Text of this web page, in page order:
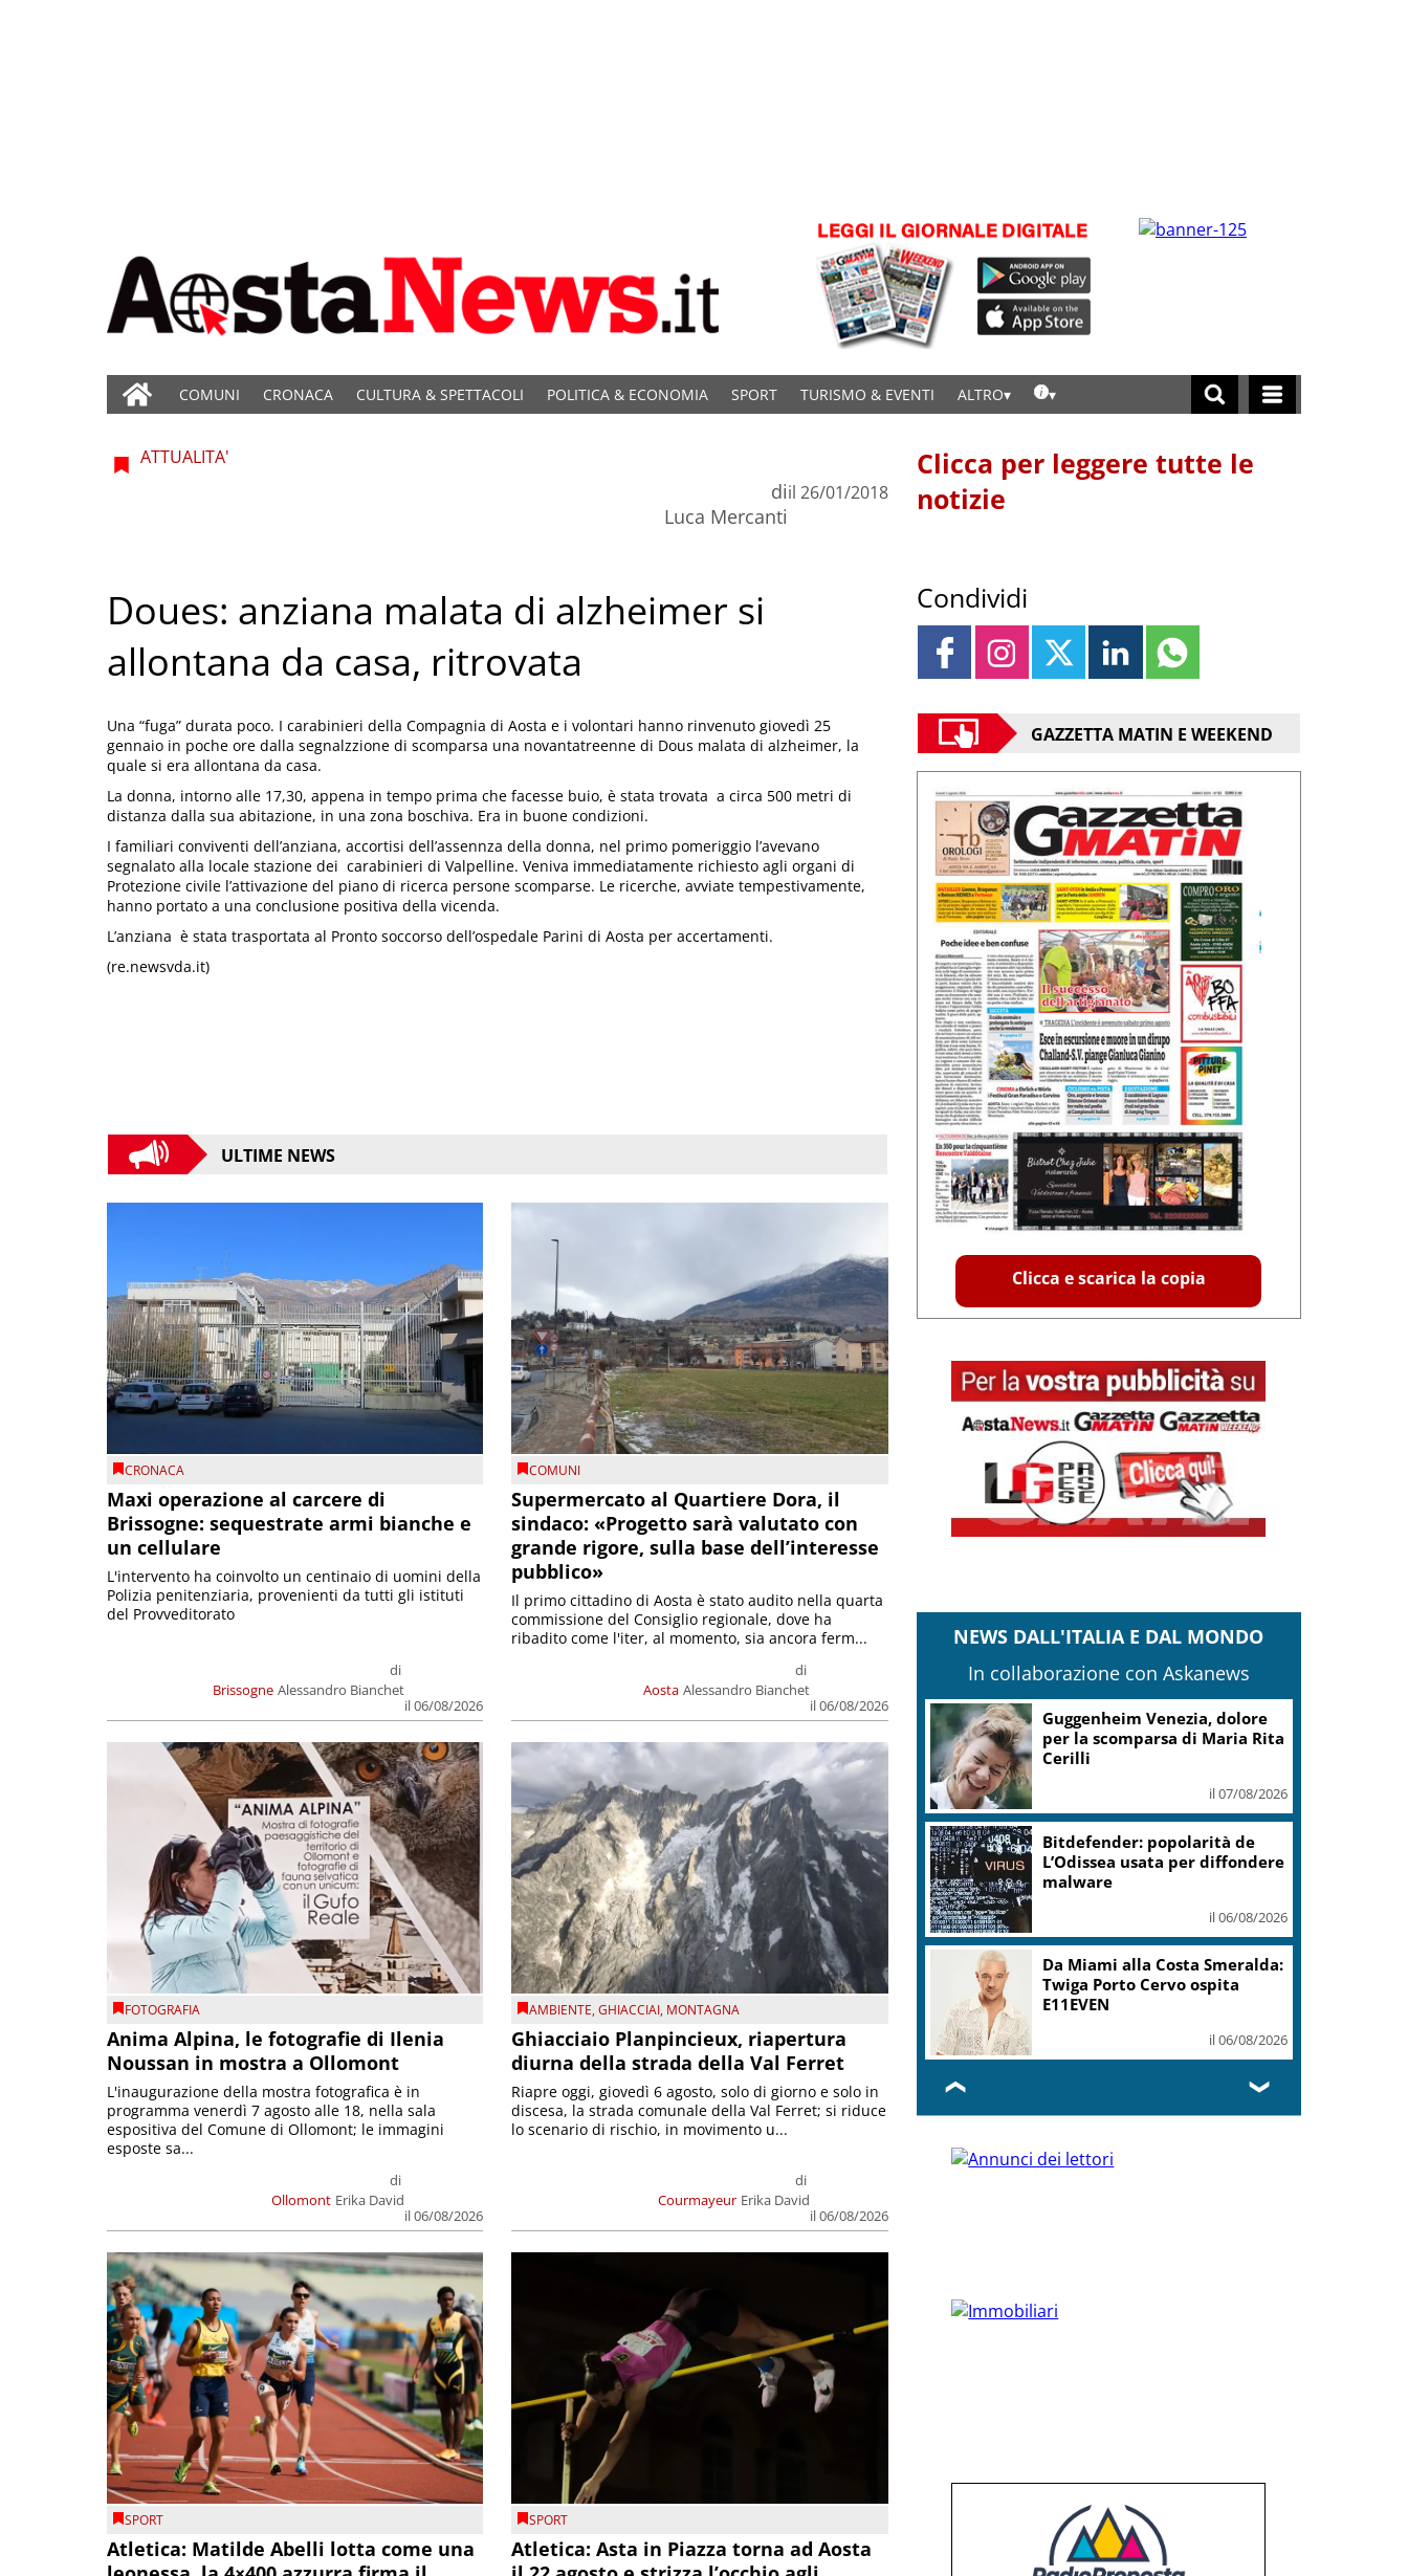
COMUNI CRONACA CULTURA & SPETTACOLI POLITICA & ECONOMIA SPORT TURISMO & EVENTI ALTRO
ATTUALITA'
di
Luca Mercanti
il 26/01/2018
Doues: anziana malata di alzheimer si
allontana da casa, ritrovata
Una “fuga” durata poco. I carabinieri della Compagnia di Aosta e i volontari hanno rinvenuto giovedì 25
gennaio in poche ore dalla segnalzzione di scomparsa una novantatreenne di Dous malata di alzheimer, la
quale si era allontana da casa.
La donna, intorno alle 17,30, appena in tempo prima che facesse buio, è stata trovata a circa 500 metri di
distanza dalla sua abitazione, in una zona boschiva. Era in buone condizioni.
I familiari conviventi dell’anziana, accortisi dell’assennza della donna, nel primo pomeriggio l’avevano
segnalato alla locale stazione dei carabinieri di Valpelline. Veniva immediatamente richiesto agli organi di
Protezione civile l’attivazione del piano di ricerca persone scomparse. Le ricerche, avviate tempestivamente,
hanno portato a una conclusione positiva della vicenda.
L’anziana è stata trasportata al Pronto soccorso dell’ospedale Parini di Aosta per accertamenti.
(re.newsvda.it)
ULTIME NEWS
CRONACA
Maxi operazione al carcere di
Brissogne: sequestrate armi bianche e
un cellulare
Brissogne
di
Alessandro Bianchet
il 06/08/2026
L'intervento ha coinvolto un centinaio di uomini della
Polizia penitenziaria, provenienti da tutti gli istituti
del Provveditorato
COMUNI
Supermercato al Quartiere Dora, il
sindaco: «Progetto sarà valutato con
grande rigore, sulla base dell’interesse
pubblico»
Aosta
di
Alessandro Bianchet
il 06/08/2026
Il primo cittadino di Aosta è stato audito nella quarta
commissione del Consiglio regionale, dove ha
ribadito come l'iter, al momento, sia ancora ferm...
FOTOGRAFIA
Anima Alpina, le fotografie di Ilenia
Noussan in mostra a Ollomont
Ollomont
di
Erika David
il 06/08/2026
L'inaugurazione della mostra fotografica è in
programma venerdì 7 agosto alle 18, nella sala
espositiva del Comune di Ollomont; le immagini
esposte sa...
AMBIENTE,GHIACCIAI, MONTAGNA
Ghiacciaio Planpincieux, riapertura
diurna della strada della Val Ferret
Courmayeur
di
Erika David
il 06/08/2026
Riapre oggi, giovedì 6 agosto, solo di giorno e solo in
discesa, la strada comunale della Val Ferret; si riduce
lo scenario di rischio, in movimento u...
SPORT
Atletica: Matilde Abelli lotta come una
SPORT
Atletica: Asta in Piazza torna ad Aosta
Clicca per leggere tutte le
notizie
Condividi
GAZZETTA MATIN E WEEKEND
Clicca e scarica la copia
NEWS DALL'ITALIA E DAL MONDO
In collaborazione con Askanews
Guggenheim Venezia, dolore
per la scomparsa di Maria Rita
Cerilli
il 07/08/2026
Bitdefender: popolarità de
L’Odissea usata per diffondere
malware
il 06/08/2026
Da Miami alla Costa Smeralda:
Twiga Porto Cervo ospita
E11EVEN
il 06/08/2026
❮ ❯